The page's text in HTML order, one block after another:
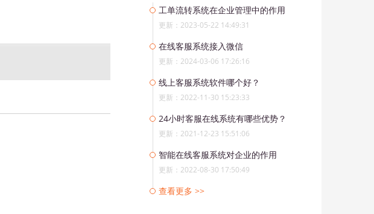
工单流转系统在企业管理中的作用
更新：2023-05-22 14:49:31
在线客服系统接入微信
更新：2024-03-06 17:26:16
线上客服系统软件哪个好？
更新：2022-11-30 15:23:33
24小时客服在线系统有哪些优势？
更新：2021-12-23 15:51:06
智能在线客服系统对企业的作用
更新：2022-08-30 17:50:49
查看更多 >>